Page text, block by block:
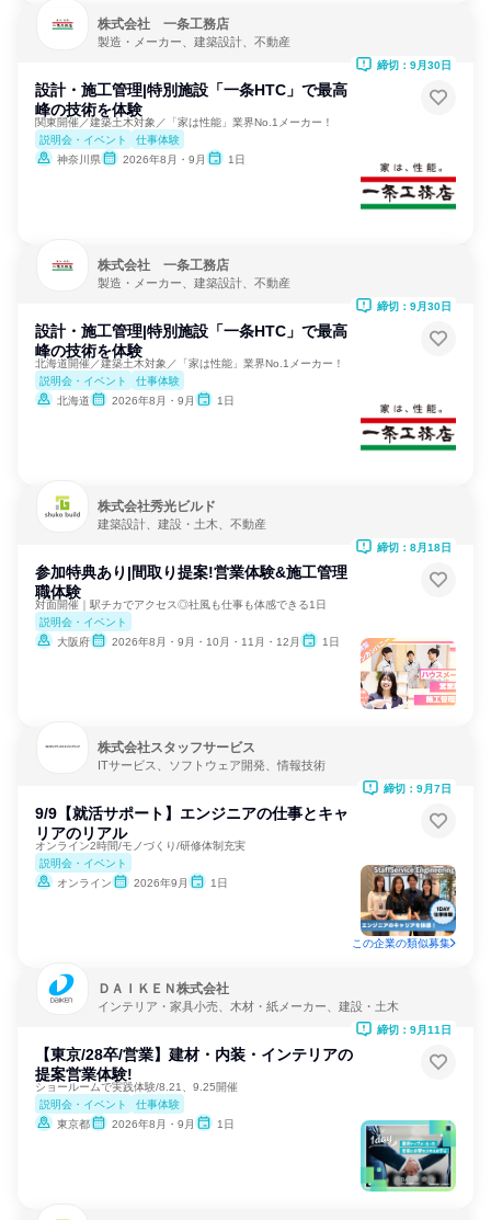
株式会社 一条工務店
製造・メーカー、建築設計、不動産
設計・施工管理|特別施設「一条HTC」で最高
峰の技術を体験
関東開催／建築土木対象／「家は性能」業界No.1メーカー！
説明会・イベント
仕事体験
神奈川県
2026年8月・9月 1日
締切：9月30日
株式会社 一条工務店
製造・メーカー、建築設計、不動産
設計・施工管理|特別施設「一条HTC」で最高
峰の技術を体験
北海道開催／建築土木対象／「家は性能」業界No.1メーカー！
説明会・イベント
仕事体験
北海道
2026年8月・9月 1日
締切：9月30日
株式会社秀光ビルド
建築設計、建設・土木、不動産
参加特典あり|間取り提案!営業体験&施工管理
職体験
対面開催｜駅チカでアクセス◎社風も仕事も体感できる1日
説明会・イベント
大阪府
2026年8月・9月・10月・11月・12月 1日
締切：8月18日
株式会社スタッフサービス
ITサービス、ソフトウェア開発、情報技術
9/9【就活サポート】エンジニアの仕事とキャ
リアのリアル
オンライン2時間/モノづくり/研修体制充実
説明会・イベント
オンライン
2026年9月 1日
締切：9月7日
この企業の類似募集
ＤＡＩＫＥＮ株式会社
インテリア・家具小売、木材・紙メーカー、建設・土木
【東京/28卒/営業】建材・内装・インテリアの
提案営業体験!
ショールームで実践体験/8.21、9.25開催
説明会・イベント
仕事体験
東京都
2026年8月・9月 1日
締切：9月11日